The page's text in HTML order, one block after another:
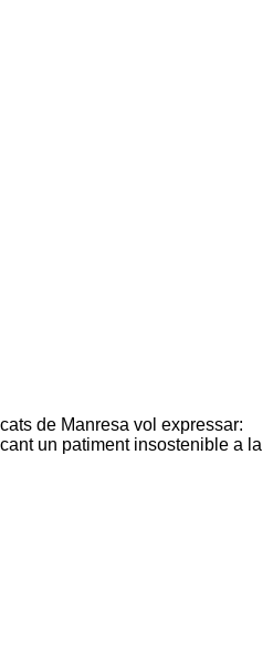
de Manresa vol expressar:
un patiment insostenible a la